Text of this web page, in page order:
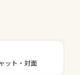
ット・対面